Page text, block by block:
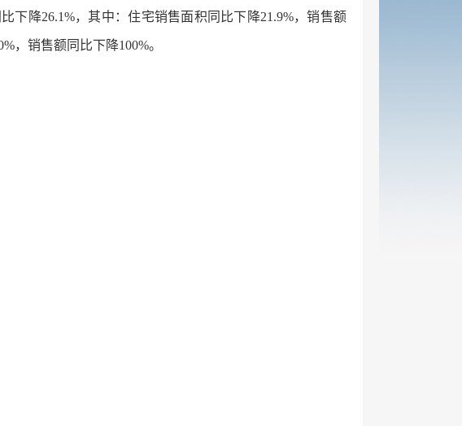
下降26.1%，其中：住宅销售面积同比下降21.9%，销售额
，销售额同比下降100%。